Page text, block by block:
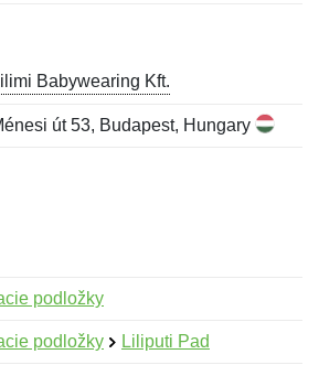
Babywearing Kft.
út 53, Budapest, Hungary
podložky
podložky Liliputi Pad